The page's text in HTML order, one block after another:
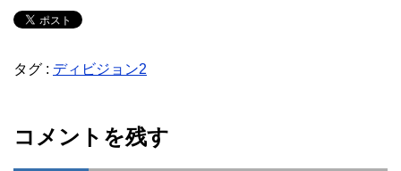
タグ : ディビジョン2
コメントを残す